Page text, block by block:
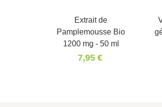
Extrait de
Pamplemousse Bio
1200 mg - 50 ml
7,95 €